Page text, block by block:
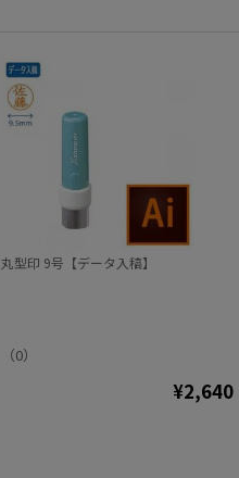
丸型印 9号【データ入稿】
（0）
¥2,640